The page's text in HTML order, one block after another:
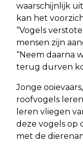
waarschijnlijk
kan het
“Vogels
mensen zijn
“Neem daarna
terug durven
Jonge
roofvogels
leren vliegen
deze vogels op
met de